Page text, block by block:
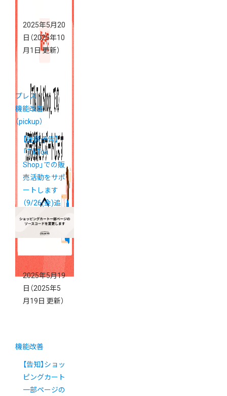
2025年5月20
日 （2025年10
月1日 更新）
プレス
機能改善
（pickup）
【提供予告】
「TikTok
Shop」での販
売活動をサポ
ートします
（9/26(金)追
記）
2025年5月19
日 （2025年5
月19日 更新）
機能改善
【告知】ショッ
ピングカート
一部ページの